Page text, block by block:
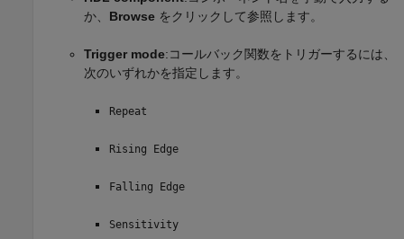
か、 Browse をクリックして参照します。
Trigger mode:コールバック関数をトリガーするには、
次のいずれかを指定します。
Repeat
Rising Edge
Falling Edge
Sensitivity